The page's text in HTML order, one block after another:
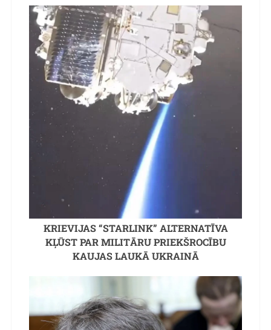
KRIEVIJAS “STARLINK” ALTERNATĪVA
KĻŪST PAR MILITĀRU PRIEKŠROCĪBU
KAUJAS LAUKĀ UKRAINĀ